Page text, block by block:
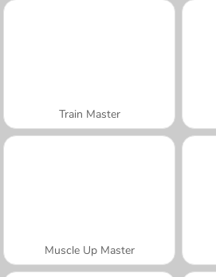
Train Master
Muscle Up Master